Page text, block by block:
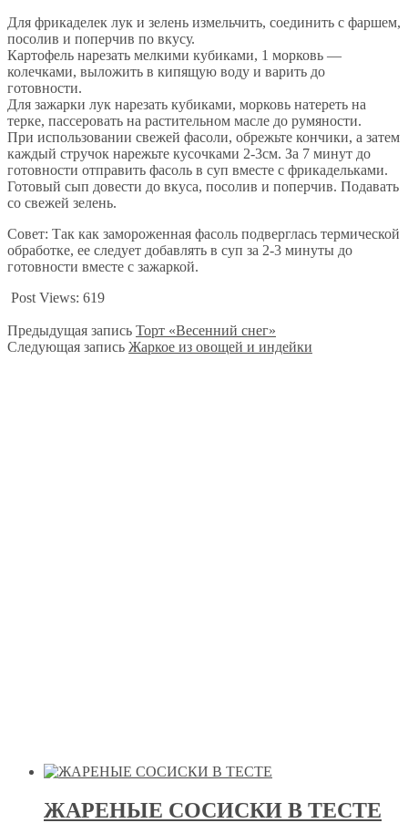
Для фрикаделек лук и зелень измельчить, соединить с фаршем,
посолив и поперчив по вкусу.
Картофель нарезать мелкими кубиками, 1 морковь —
колечками, выложить в кипящую воду и варить до
готовности.
Для зажарки лук нарезать кубиками, морковь натереть на
терке, пассеровать на растительном масле до румяности.
При использовании свежей фасоли, обрежьте кончики, а затем
каждый стручок нарежьте кусочками 2-3см. За 7 минут до
готовности отправить фасоль в суп вместе с фрикадельками.
Готовый сып довести до вкуса, посолив и поперчив. Подавать
со свежей зелень.
Совет: Так как замороженная фасоль подверглась термической
обработке, ее следует добавлять в суп за 2-3 минуты до
готовности вместе с зажаркой.
Post Views: 619
Предыдущая запись Торт «Весенний снег»
Следующая запись Жаркое из овощей и индейки
ЖАРЕНЫЕ СОСИСКИ В ТЕСТЕ